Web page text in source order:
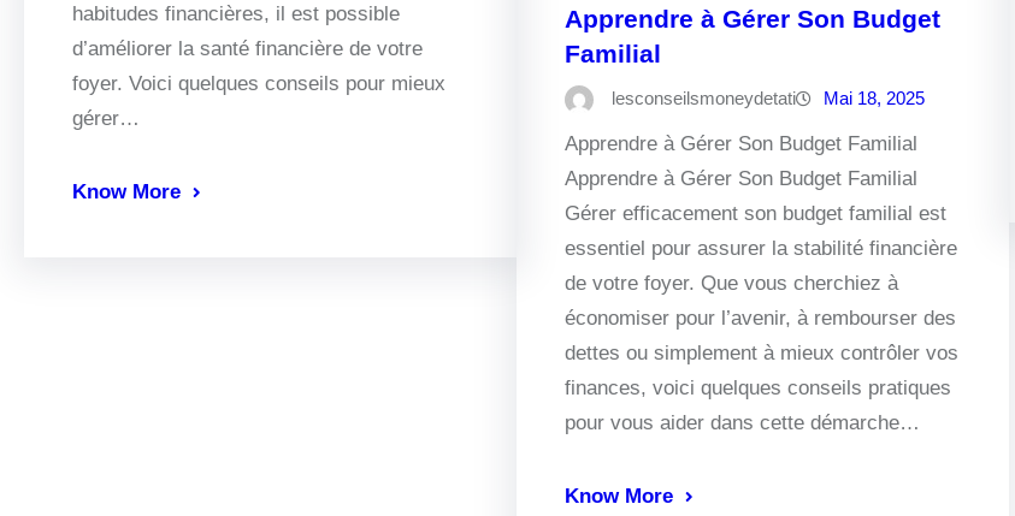
habitudes financières, il est possible
d’améliorer la santé financière de votre
foyer. Voici quelques conseils pour mieux
gérer…
Know More
Apprendre à Gérer Son Budget
Familial
lesconseilsmoneydetati Mai 18, 2025
Apprendre à Gérer Son Budget Familial
Apprendre à Gérer Son Budget Familial
Gérer efficacement son budget familial est
essentiel pour assurer la stabilité financière
de votre foyer. Que vous cherchiez à
économiser pour l’avenir, à rembourser des
dettes ou simplement à mieux contrôler vos
finances, voici quelques conseils pratiques
pour vous aider dans cette démarche…
Know More